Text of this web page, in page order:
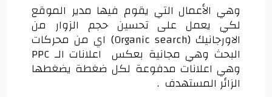
وهي الأعمال التي يقوم فيها مدير الموقع
لكي يعمل على تحسين حجم الزوار من
الاورجانيك (Organic search) اي من محركات
البحث وهي مجانية بعكس اعلانات الـ PPC
وهي اعلانات مدفوعة لكل ضغطة يضغطها
الزائر المستهدف .